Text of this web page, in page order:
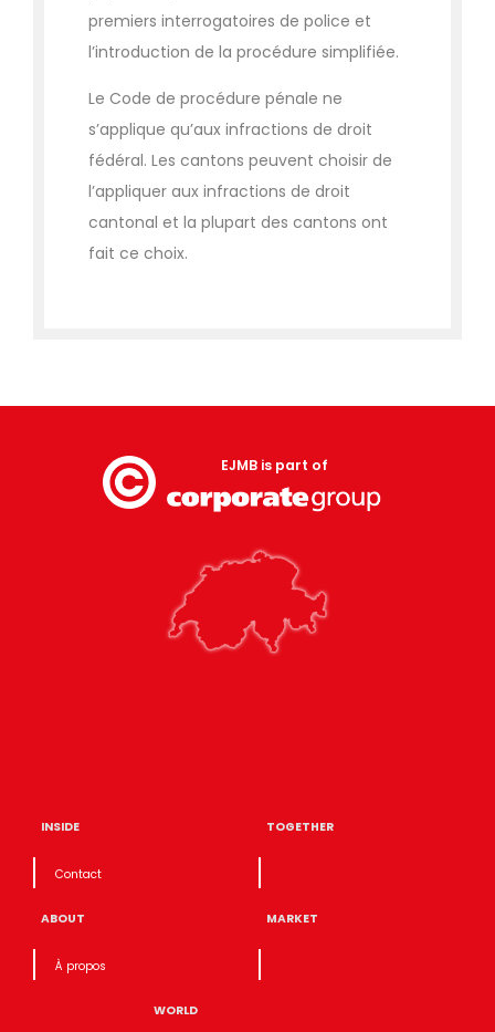
premiers interrogatoires de police et
l’introduction de la procédure simplifiée.
Le Code de procédure pénale ne
s’applique qu’aux infractions de droit
fédéral. Les cantons peuvent choisir de
l’appliquer aux infractions de droit
cantonal et la plupart des cantons ont
fait ce choix.
EJMB is part of
INSIDE
Contact
TOGETHER
ABOUT
À propos
MARKET
WORLD